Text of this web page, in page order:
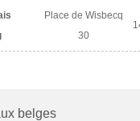
Place de Wisbecq
30
belges